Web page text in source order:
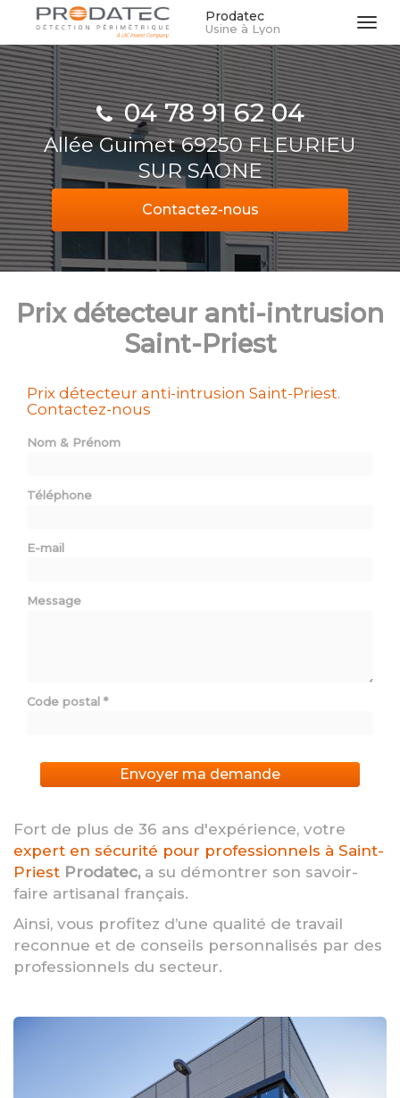
Aller
contenu
principal
Prodatec
Usine à Lyon
04 78 91 62 04
Allée Guimet 69250 FLEURIEU
SUR SAONE
Contactez-nous
Prix détecteur anti-intrusion
Saint-Priest
Prix détecteur anti-intrusion Saint-Priest.
Contactez-nous
Nom & Prénom
Téléphone
E-mail
Message
Code postal *
Envoyer ma demande
Fort de plus de 36 ans d'expérience, votre
expert en sécurité pour professionnels à Saint-
Priest Prodatec, a su démontrer son savoir-
faire artisanal français.
Ainsi, vous profitez d’une qualité de travail
reconnue et de conseils personnalisés par des
professionnels du secteur.